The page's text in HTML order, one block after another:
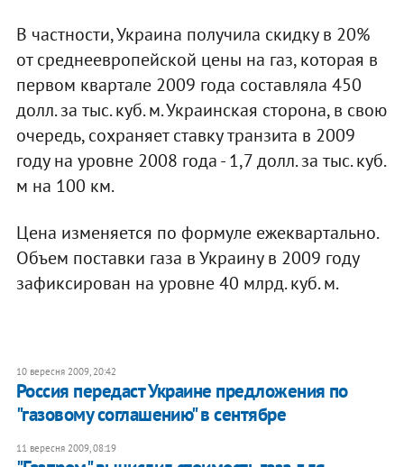
В частности, Украина получила скидку в 20%
от среднеевропейской цены на газ, которая в
первом квартале 2009 года составляла 450
долл. за тыс. куб. м. Украинская сторона, в свою
очередь, сохраняет ставку транзита в 2009
году на уровне 2008 года - 1,7 долл. за тыс. куб.
м на 100 км.
Цена изменяется по формуле ежеквартально.
Объем поставки газа в Украину в 2009 году
зафиксирован на уровне 40 млрд. куб. м.
10 вересня 2009, 20:42
Россия передаст Украине предложения по
"газовому соглашению" в сентябре
11 вересня 2009, 08:19